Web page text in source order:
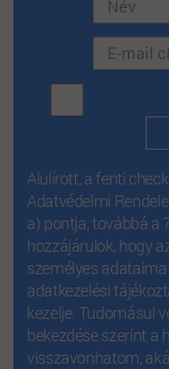
Alulírott, a fenti
Adatvédelmi
a) pontja, továbbá a
hozzájárulok, hogy
személyes
adatkezelési
kezelje. Tudomásul
bekezdése szerint
visszavonhatom,